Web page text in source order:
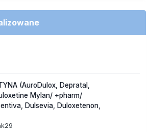
(AuroDulox, Depratal,
Mylan/ +pharm/
Dulsevia, Duloxetenon,